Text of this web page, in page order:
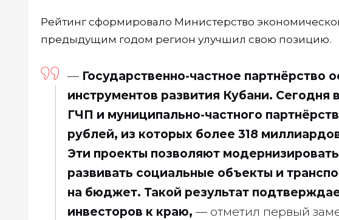
Рейтинг сформировало Министерство
предыдущим годом регион улучшил свою позицию.
— Государственно-частное партнёрство
инструментов развития Кубани. Сегодня
ГЧП и муниципально-частного
рублей, из которых более 318
Эти проекты позволяют
развивать социальные объекты и
на бюджет. Такой результат
инвесторов к краю, — отметил первый